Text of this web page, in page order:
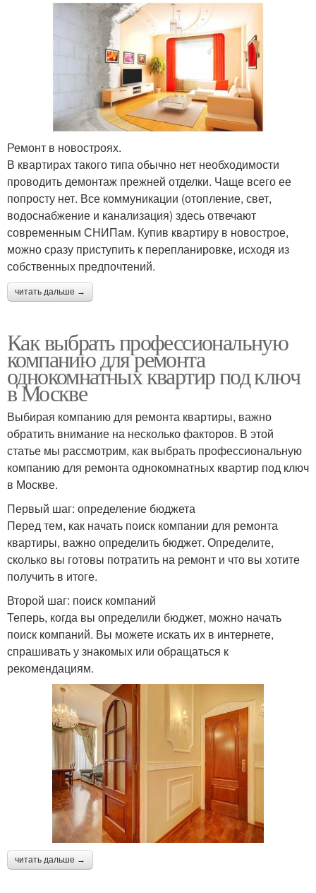
Ремонт в новостроях.
В квартирах такого типа обычно нет необходимости
проводить демонтаж прежней отделки. Чаще всего ее
попросту нет. Все коммуникации (отопление, свет,
водоснабжение и канализация) здесь отвечают
современным СНИПам. Купив квартиру в новострое,
можно сразу приступить к перепланировке, исходя из
собственных предпочтений.
читать дальше →
Как выбрать профессиональную
компанию для ремонта
однокомнатных квартир под ключ
в Москве
Выбирая компанию для ремонта квартиры, важно
обратить внимание на несколько факторов. В этой
статье мы рассмотрим, как выбрать профессиональную
компанию для ремонта однокомнатных квартир под ключ
в Москве.
Первый шаг: определение бюджета
Перед тем, как начать поиск компании для ремонта
квартиры, важно определить бюджет. Определите,
сколько вы готовы потратить на ремонт и что вы хотите
получить в итоге.
Второй шаг: поиск компаний
Теперь, когда вы определили бюджет, можно начать
поиск компаний. Вы можете искать их в интернете,
спрашивать у знакомых или обращаться к
рекомендациям.
читать дальше →